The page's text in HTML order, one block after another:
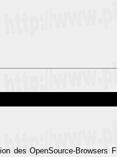
des OpenSource-Browsers